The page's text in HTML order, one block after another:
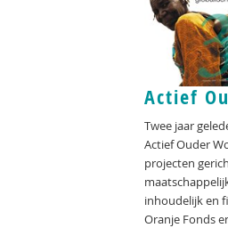
Actief
Twee jaar
Actief Ouder
projecten
inhoudelijk en
Oranje Fonds